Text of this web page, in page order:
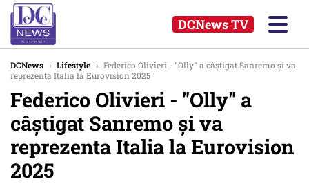
DCNews TV
DCNews › Lifestyle › Federico Olivieri - "Olly" a câştigat Sanremo şi va
reprezenta Italia la Eurovision 2025
Federico Olivieri - "Olly" a
câştigat Sanremo şi va
reprezenta Italia la Eurovision
2025